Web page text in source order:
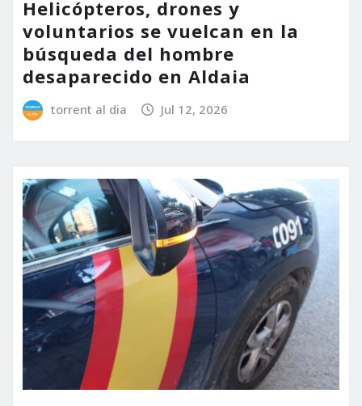
Helicópteros, drones y
voluntarios se vuelcan en la
búsqueda del hombre
desaparecido en Aldaia
torrent al dia Jul 12, 2026